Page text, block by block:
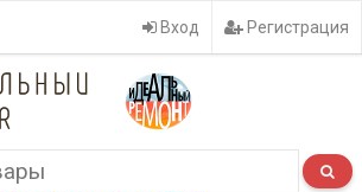
Вход Регистрация